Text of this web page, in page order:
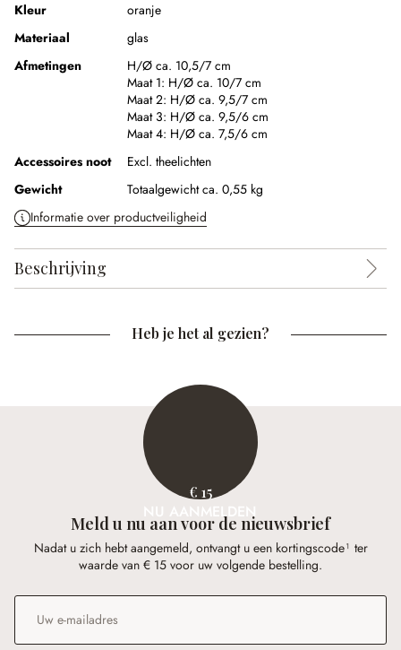
Kleur
oranje
Materiaal
glas
Afmetingen
H/Ø ca. 10,5/7 cm
Maat 1: H/Ø ca. 10/7 cm
Maat 2: H/Ø ca. 9,5/7 cm
Maat 3: H/Ø ca. 9,5/6 cm
Maat 4: H/Ø ca. 7,5/6 cm
Accessoires noot
Excl. theelichten
Gewicht
Totaalgewicht ca. 0,55 kg
Informatie over productveiligheid
Beschrijving
Heb je het al gezien?
€ 15
NU AANMELDEN
Meld u nu aan voor de nieuwsbrief
Nadat u zich hebt aangemeld, ontvangt u een kortingscode¹ ter
waarde van € 15 voor uw volgende bestelling.
E-mailadres